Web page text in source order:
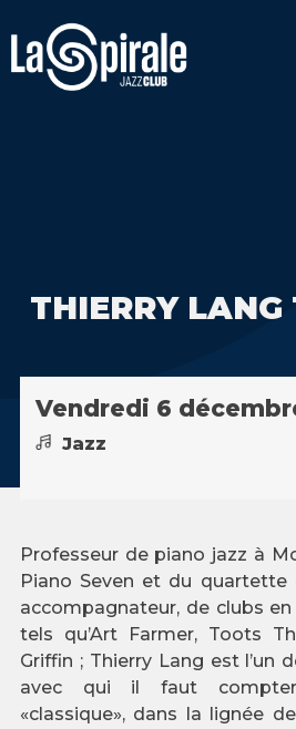
THIERRY LANG
Vendredi 6
Jazz
Professeur de piano jazz à
Piano Seven et du quartette
accompagnateur, de clubs
tels qu’Art Farmer, Toots
Griffin ; Thierry Lang est l’un
avec qui il faut
«classique», dans la lignée